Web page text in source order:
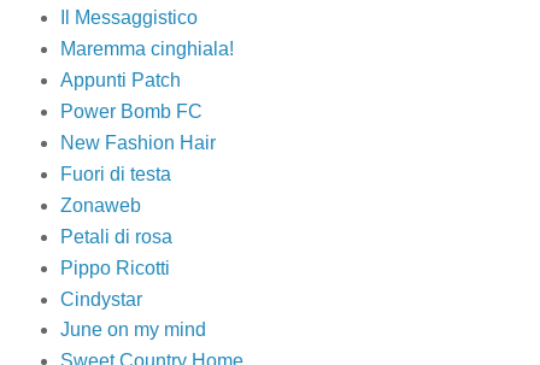
Il Messaggistico
Maremma cinghiala!
Appunti Patch
Power Bomb FC
New Fashion Hair
Fuori di testa
Zonaweb
Petali di rosa
Pippo Ricotti
Cindystar
June on my mind